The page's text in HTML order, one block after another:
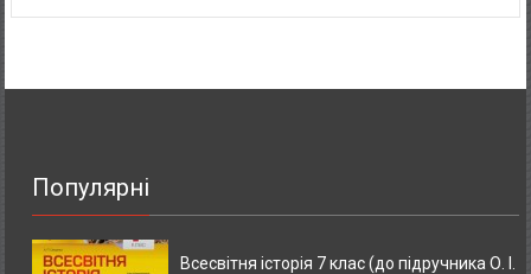
Популярні
Всесвітня історія 7 клас (до підручника О. І.